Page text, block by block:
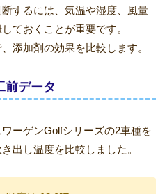
するには、気温や湿度、風量
ておくことが重要です。
添加剤の効果を比較します。
前データ
ーゲンGolfシリーズの2車種を
出し温度を比較しました。